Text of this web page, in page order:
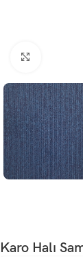
Karo Halı